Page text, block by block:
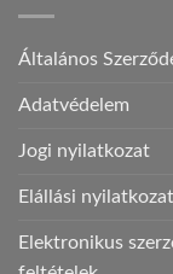
Általános
Adatvédelem
Jogi nyilatkozat
Elállási nyilatkozat
Elektronikus